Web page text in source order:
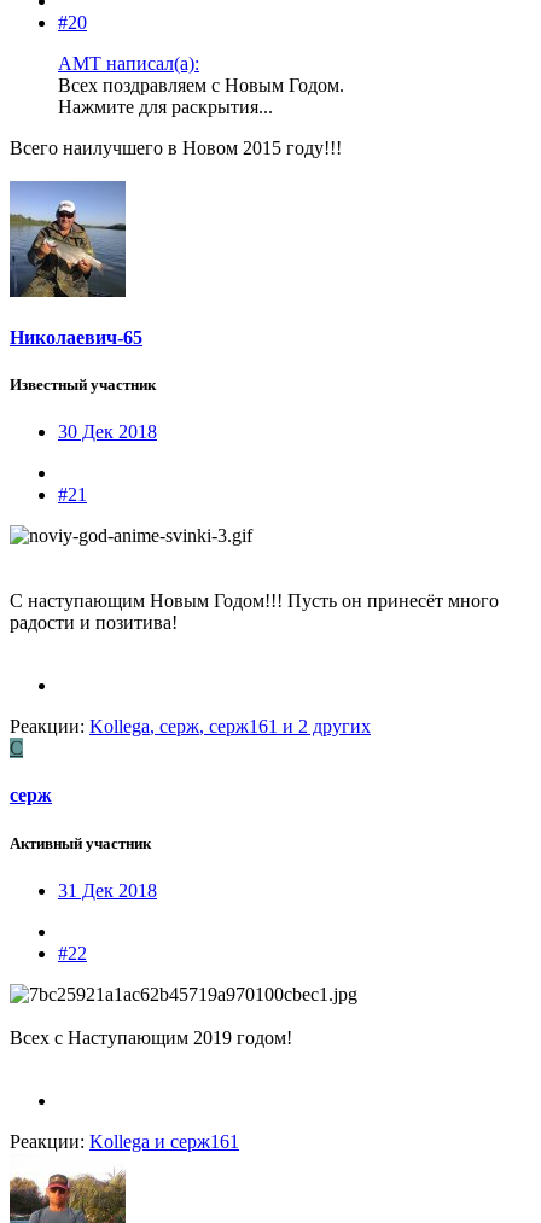
#20
AMT написал(а):
Всех поздравляем с Новым Годом.
Нажмите для раскрытия...
Всего наилучшего в Новом 2015 году!!!
Николаевич-65
Известный участник
30 Дек 2018
#21
С наступающим Новым Годом!!! Пусть он принесёт много
радости и позитива!
Реакции: Kollega, серж, серж161 и 2 других
С
серж
Активный участник
31 Дек 2018
#22
Всех с Наступающим 2019 годом!
Реакции: Kollega и серж161